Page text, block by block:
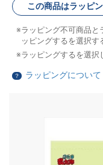
この商品はラッピ
ラッピング不可商品と
ッピングするを選択す
ラッピングするを選択
？ ラッピングについて